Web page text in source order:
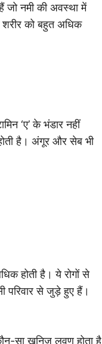
जो नमी की अवस्था में
को बहुत अधिक
‘ए’ के भंडार नहीं
होती है। अंगूर और सेब भी
होती है। ये रोगों से
परिवार से जुड़े हुए हैं।
सा खनिज लवण होता है